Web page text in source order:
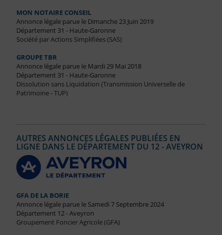
MON NOTAIRE CONSEIL
Annonce légale parue le Dimanche 23 Juin 2019
Département 31 - Haute-Garonne
Société par Actions Simplifiées (SAS)
GROUPE TBR
Annonce légale parue le Mardi 29 Mai 2018
Département 31 - Haute-Garonne
Dissolution sans Liquidation (Transmission Universelle de
Patrimoine - TUP)
AUTRES ANNONCES LÉGALES PUBLIÉES EN
LIGNE DANS LE DÉPARTEMENT DU 12 - AVEYRON
GFA DE LA BORIE
Annonce légale parue le Samedi 7 Septembre 2024
Département 12 - Aveyron
Groupement Foncier Agricole (GFA)